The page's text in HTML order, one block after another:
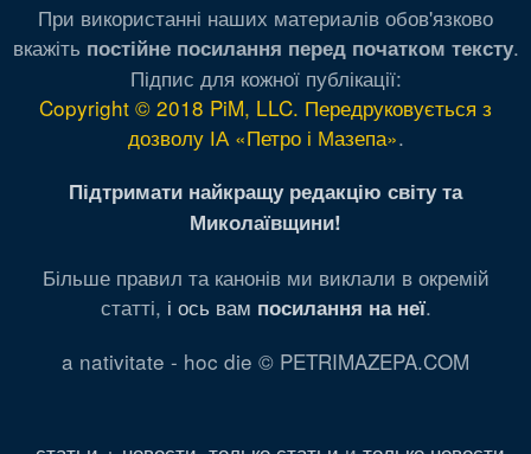
При використанні наших материалів обов'язково
вкажіть постійне посилання перед початком тексту.
Підпис для кожної публікації:
Copyright © 2018 PiM, LLC. Передруковується з
дозволу ІА «Петро і Мазепа».
Підтримати найкращу редакцію світу та
Миколаївщини!
Більше правил та канонів ми виклали в окремій
статті, і ось вам посилання на неї.
a nativitate - hoc die © PETRIMAZEPA.COM